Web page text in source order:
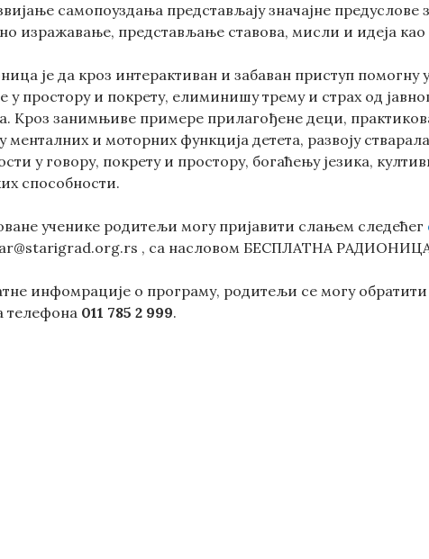
самопоуздања представљају значајне предуслове
изражавање, представљање ставова, мисли и идеја
је да кроз интерактиван и забаван приступ
у простору и покрету, елиминишу трему и страх од
Кроз занимњиве примере прилагођене деци,
менталних и моторних функција детета, развоју
у говору, покрету и простору, богаћењу језика,
способности.
ученике родитељи могу пријавити слањем следећег
, са насловом БЕСПЛАТНА
инфомрације о програму, родитељи се могу
телефона 011 785 2 999.